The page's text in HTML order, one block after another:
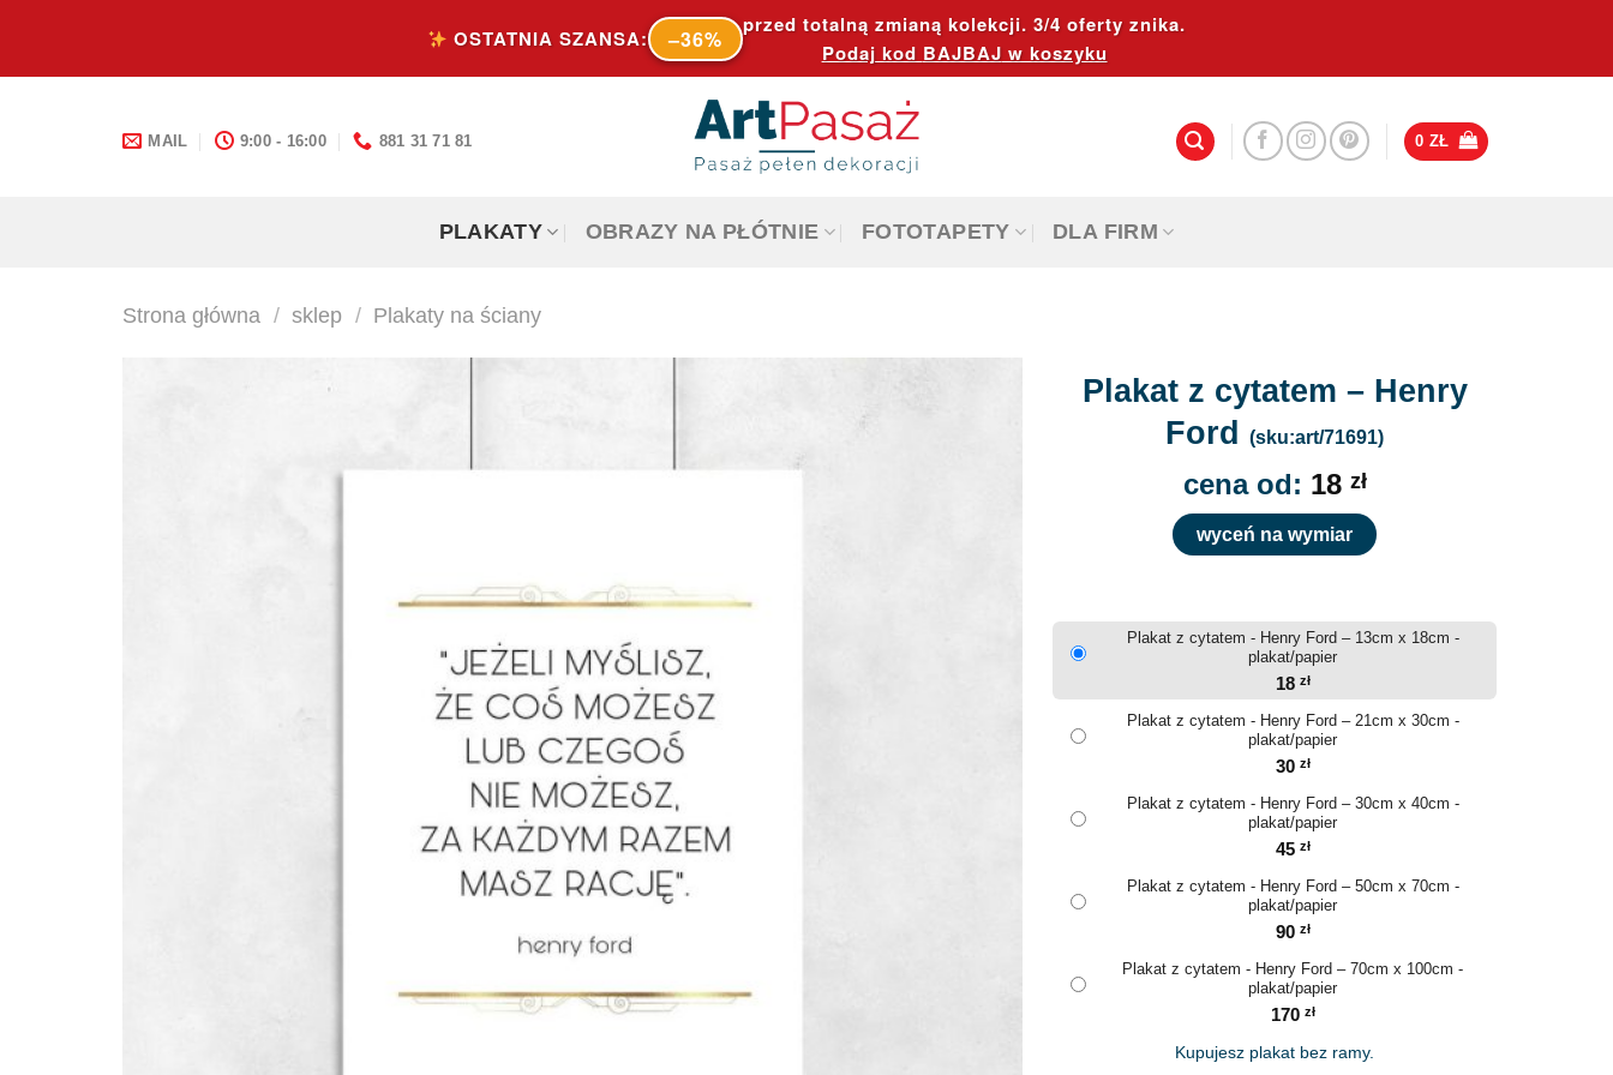
content
OSTATNIA SZANSA: –36%
przed totalną zmianą kolekcji. 3/4 oferty znika.
Podaj kod BAJBAJ w koszyku
MAIL 9:00 - 16:00 881 31 71 81 0 ZŁ
PLAKATY OBRAZY NA PŁÓTNIE FOTOTAPETY DLA FIRM
Strona główna / sklep / Plakaty na ściany
Plakat z cytatem – Henry
Ford (sku:art/71691)
cena od: 18 zł
wyceń na wymiar
Plakat z cytatem - Henry Ford – 13cm x 18cm -
plakat/papier
18 zł
Plakat z cytatem - Henry Ford – 21cm x 30cm -
plakat/papier
30 zł
Plakat z cytatem - Henry Ford – 30cm x 40cm -
plakat/papier
45 zł
Plakat z cytatem - Henry Ford – 50cm x 70cm -
plakat/papier
90 zł
Plakat z cytatem - Henry Ford – 70cm x 100cm -
plakat/papier
170 zł
Kupujesz plakat bez ramy.